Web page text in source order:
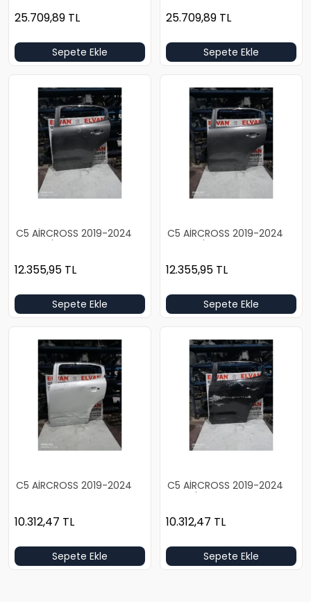
25.709,89 TL
Sepete Ekle
25.709,89 TL
Sepete Ekle
C5 AİRCROSS 2019-2024
BOŞ GRİ SOL ARKA KAPI
12.355,95 TL
Sepete Ekle
C5 AİRCROSS 2019-2024
BOŞ GRİ SOL ARKA KAPI
12.355,95 TL
Sepete Ekle
C5 AİRCROSS 2019-2024
10.312,47 TL
Sepete Ekle
C5 AİRCROSS 2019-2024
BOŞ SİYAH SOL ARKA KAPI
10.312,47 TL
Sepete Ekle